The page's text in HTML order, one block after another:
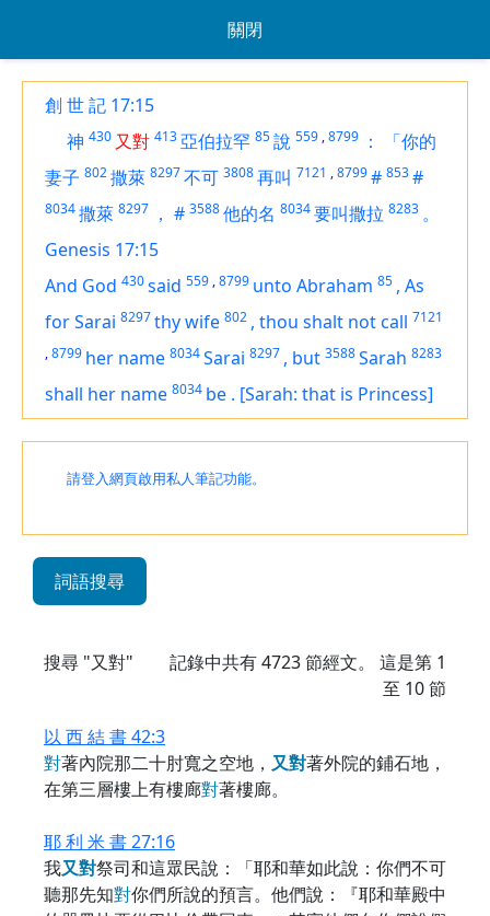
關閉
創 世 記 17:15
神 430 又對 413亞伯拉罕 85說 559 ,8799 ：
「你的
妻子 802撒萊 8297不可 3808再叫 7121 ,8799# 853#
8034撒萊 8297 ， # 3588他的名 8034要叫撒拉 8283 。
Genesis 17:15
And God 430said 559 ,8799 unto Abraham 85 , As
for Sarai 8297thy wife 802 , thou shalt not call 7121
,8799 her name 8034Sarai 8297 , but 3588Sarah 8283
shall her name 8034 be . [Sarah: that is Princess]
請登入網頁啟用私人筆記功能。
詞語搜尋
搜尋 "又對" 記錄中共有4723節經文。 這是第 1
至 10 節
以 西 結 書 42:3
對著內院那二十肘寬之空地， 又對著外院的鋪石地，
在第三層樓上有樓廊對著樓廊。
耶 利 米 書 27:16
我又對祭司和這眾民說：「耶和華如此說：你們不可
聽那先知對你們所說的預言。他們說：『耶和華殿中